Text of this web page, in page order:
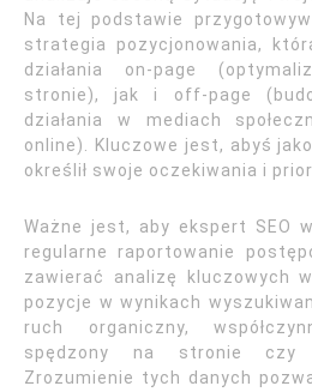
Na tej podstawie
strategia pozycjonowania,
działania on-page
stronie), jak i off-page
działania w mediach
online). Kluczowe jest, abyś
określił swoje oczekiwania i
Ważne jest, aby ekspert SEO
regularne raportowanie
zawierać analizę kluczowych
pozycje w wynikach
ruch organiczny,
spędzony na stronie czy
Zrozumienie tych danych